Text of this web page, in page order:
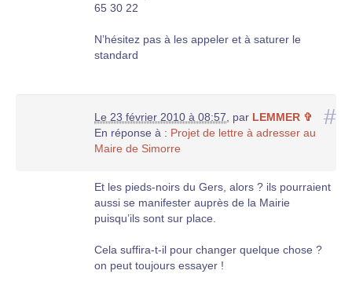
65 30 22
N’hésitez pas à les appeler et à saturer le
standard
#
Le 23 février 2010 à 08:57 par LEMMER ✞
En réponse à : Projet de lettre à adresser au
Maire de Simorre
Et les pieds-noirs du Gers, alors ? ils pourraient
aussi se manifester auprès de la Mairie
puisqu’ils sont sur place.
Cela suffira-t-il pour changer quelque chose ?
on peut toujours essayer !